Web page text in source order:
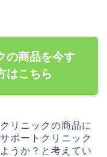
の商品を今す
はこちら
リニックの商品に
ポートクリニック
うか？と考えてい